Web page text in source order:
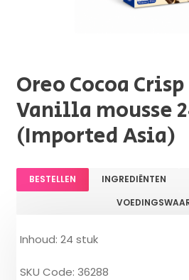
Oreo Cocoa
Vanilla mousse
(Imported Asia)
BESTELLEN INGREDIËNTEN
Inhoud: 24 stuk
SKU Code: 36288